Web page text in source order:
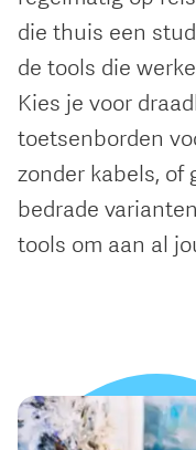
die thuis een
de tools die
Kies je voor
toetsenborden
zonder kabels, of
bedrade
tools om aan al